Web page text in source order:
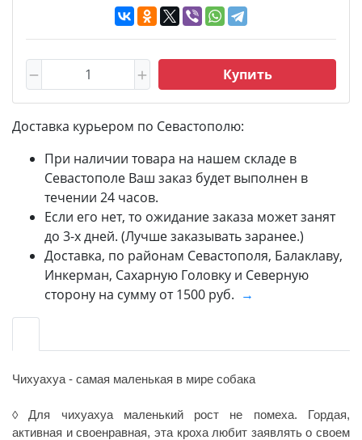
Купить
Доставка курьером по Севастополю:
При наличии товара на нашем складе в
Севастополе Ваш заказ будет выполнен в
течении 24 часов.
Если его нет, то ожидание заказа может занят
до 3-х дней. (Лучше заказывать заранее.)
Доставка, по районам Севастополя, Балаклаву,
Инкерман, Сахарную Головку и Северную
сторону на сумму от 1500 руб. →
Чихуахуа - самая маленькая в мире собака
◊ Для чихуахуа маленький рост не помеха. Гордая,
активная и своенравная, эта кроха любит заявлять о своем